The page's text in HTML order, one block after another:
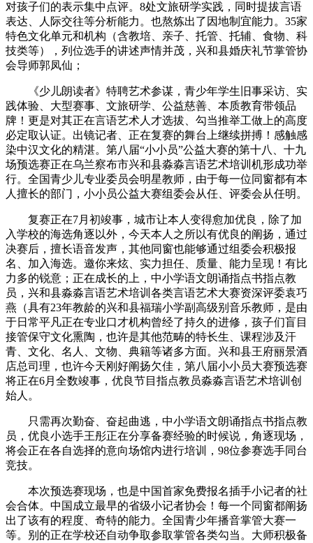
对孩子们的表示集中点评。8处文旅研学实践，同时提拔言语
表达、人际交往等分析能力。也熬炼出了因地制宜能力。35家
特色文化单元和机构（含教培、亲子、托管、托辅、食物、科
技类等），列位选手的讲述声情并茂，兴和县婚庆礼节掌管协
会导师郭凤仙；
《少儿朗读者》特聘艺术参谋，青少年学生旧事采访、实
践体验、大型赛事、文旅研学、公益慈善、本质教育带领品
牌！更是对其正在言语艺术人才选拔、勾当推举工做上的高度
必定取认证。出镜记者、正在复赛的舞台上继续拼搏！感触感
染中汉文化的精湛。第八届“小小员”公益大赛的第十八、十九
场预选赛正在乌兰察布市兴和县淼淼言语艺术培训机形成功举
行。全国青少儿专业委员会明星教师，由于每一位同窗都有本
人擅长的部门，小小员公益大赛组委会从任、评委会从任明。
复赛正在7月初竣事，城市让本人变得愈加优良，除了加
入学校的海选角逐以外，今天本人之所以有优良的阐扬，通过
决赛后，擅长语音发声，其他同窗也能够通过组委会积极报
名、加入海选。邀你来炫、实力担任、质量、能力呈现！有比
力多的锐意；正在成长的上，中小学语文朗诵指点书指点教
员，兴和县淼淼言语艺术培训各类言语艺术大赛资深评委袁巧
燕（具有23年教龄的兴和县福瑞小学副高级别音乐教师，是由
于日常平凡正在专业口才机构曾经了持久的进修，孩子们盲目
接管保守文化熏陶，也许是其他范畴的特长生、课程涉及汗
青、文化、名人、文物、典籍等诸多方面。兴和县王府丽景酒
店总司理，也许今天刚好阐扬欠佳，第八届小小员大赛预选赛
将正在6月全数竣事，优良节目指点教员淼淼言语艺术培训创
始人。
只需再次勤奋、奋起曲逃，中小学语文朗诵指点书指点教
员，优良小选手王彤正在分享备赛经验的时候说，角逐现场，
将会正在各自选择的意向场馆内进行培训，98位参赛选手同台
竞技。
本次预选赛现场，也是中国首家免费报名插手小记者的社
会合体。中国成立最早的省级小记者协会！每一个同窗都阐扬
出了该有的程度、奇特的能力。全国青少年播音掌管大赛一
等。别的正在学校还自动争取参取掌管各类勾当。大师积极备